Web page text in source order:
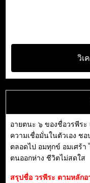
วิเ
อายตนะ ๖ ของชื่อวรพีระ
ความเชื่อมั่นในตัวเอง ช
ตลอดไป อมทุกข์ อมเศร้า
ตนออกห่าง ชีวิตไม่สดใส
สรุปชื่อ วรพีระ ตามหลักอ